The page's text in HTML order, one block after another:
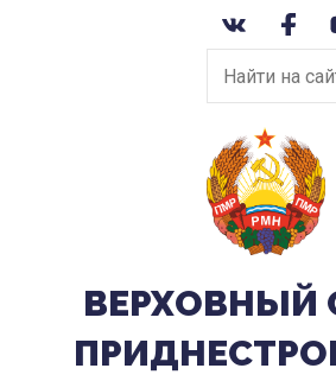
Найти
на
сайте:
ВЕРХОВНЫЙ